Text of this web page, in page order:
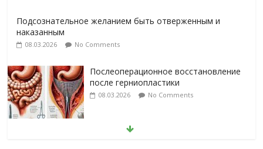
08.03.2026 No Comments
Барбированные нити в хирургии:
принцип работы и преимущества
технологии